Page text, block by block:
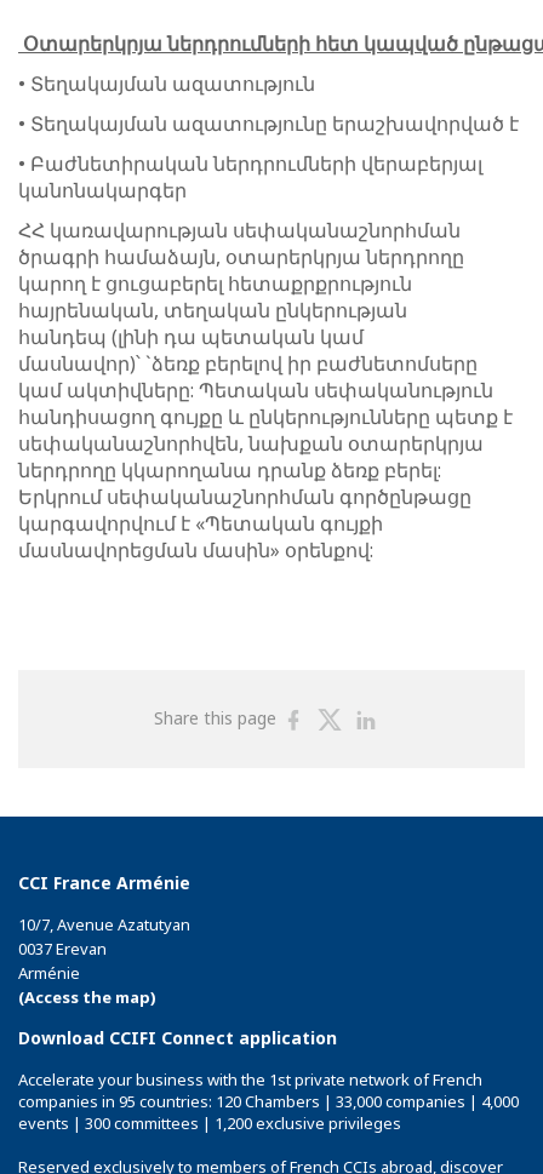
Օտարերկրյա ներդրումների հետ կապված
• Տեղակայման ազատություն
• Տեղակայման ազատությունը երաշխավորված է
• Բաժնետիրական ներդրումների վերաբերյալ
կանոնակարգեր
ՀՀ կառավարության սեփականաշնորհման
ծրագրի համաձայն, օտարերկրյա ներդրողը
կարող է ցուցաբերել հետաքրքրություն
հայրենական, տեղական ընկերության
հանդեպ (լինի դա պետական ​​կամ
մասնավոր)՝ `ձեռք բերելով իր բաժնետոմսերը
կամ ակտիվները: Պետական ​​սեփականություն
հանդիսացող գույքը և ընկերությունները պետք է
սեփականաշնորհվեն, նախքան օտարերկրյա
ներդրողը կկարողանա դրանք ձեռք բերել:
Երկրում սեփականաշնորհման գործընթացը
կարգավորվում է «Պետական ​​գույքի
մասնավորեցման մասին» օրենքով:
Share this page
ShareShare
CCI France Arménie
10/7, Avenue Azatutyan
0037 Erevan
Arménie
(Access the map)
Download CCIFI Connect application
Accelerate your business with the 1st private network of French
companies in 95 countries: 120 Chambers | 33,000 companies | 4,000
events | 300 committees | 1,200 exclusive privileges
Reserved exclusively to members of French CCIs abroad,discover